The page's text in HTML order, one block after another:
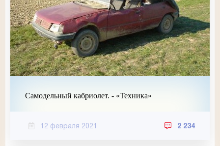
Самодельный кабриолет. - «Техника»
12 февраля 2021 2 234